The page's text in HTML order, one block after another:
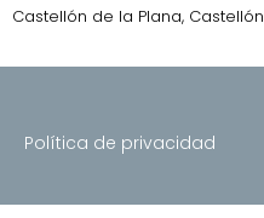
Castellón de la Plana, Castellón
Política de privacidad